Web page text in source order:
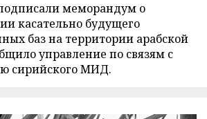
меморандум о
касательно будущего
баз на территории арабской
управление по связям с
сирийского МИД.